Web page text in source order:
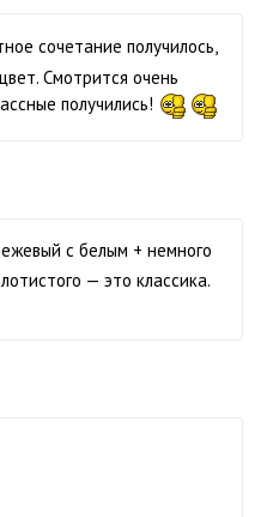
сочетание получилось,
Смотрится очень
получились!
с белым + немного
— это классика.